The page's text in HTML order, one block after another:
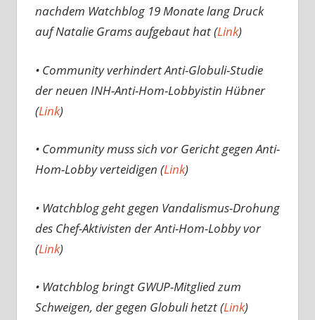
nachdem Watchblog 19 Monate lang Druck
auf Natalie Grams aufgebaut hat (Link)
• Community verhindert Anti-Globuli-Studie
der neuen INH-Anti-Hom-Lobbyistin Hübner
(Link)
• Community muss sich vor Gericht gegen Anti-
Hom-Lobby verteidigen (Link)
• Watchblog geht gegen Vandalismus-Drohung
des Chef-Aktivisten der Anti-Hom-Lobby vor
(Link)
• Watchblog bringt GWUP-Mitglied zum
Schweigen, der gegen Globuli hetzt (Link)